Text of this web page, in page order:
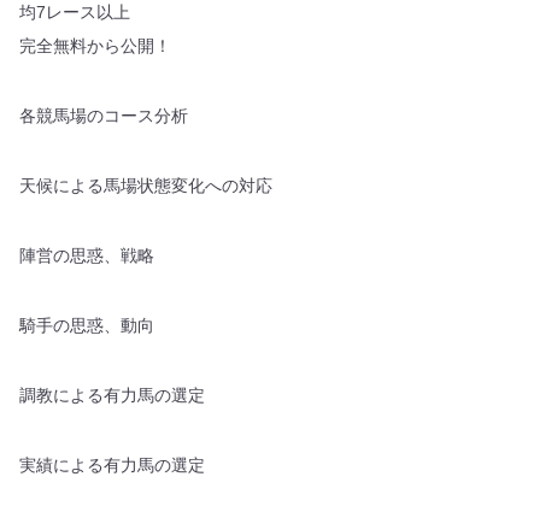
均7レース以上
完全無料から公開！
各競馬場のコース分析
天候による馬場状態変化への対応
陣営の思惑、戦略
騎手の思惑、動向
調教による有力馬の選定
実績による有力馬の選定